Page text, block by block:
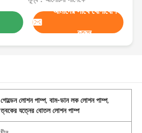
আমাদের সাথে যোগাযোগ
করুন
গোল্ডেন লোশন পাম্প,বাম-ডান লক লোশন পাম্প,
ত্বকের যত্নের বোতল লোশন পাম্প